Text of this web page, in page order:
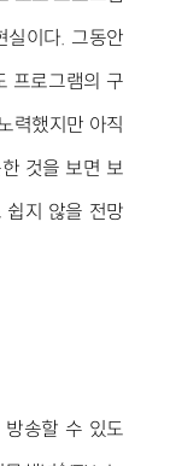
이다. 그동안
프로그램의 구
력했지만 아직
것을 보면 보
쉽지 않을 전망
송할 수 있도